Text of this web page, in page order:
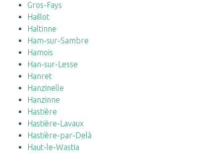
Gros-Fays
Haillot
Haltinne
Ham-sur-Sambre
Hamois
Han-sur-Lesse
Hanret
Hanzinelle
Hanzinne
Hastière
Hastière-Lavaux
Hastière-par-Delà
Haut-le-Wastia